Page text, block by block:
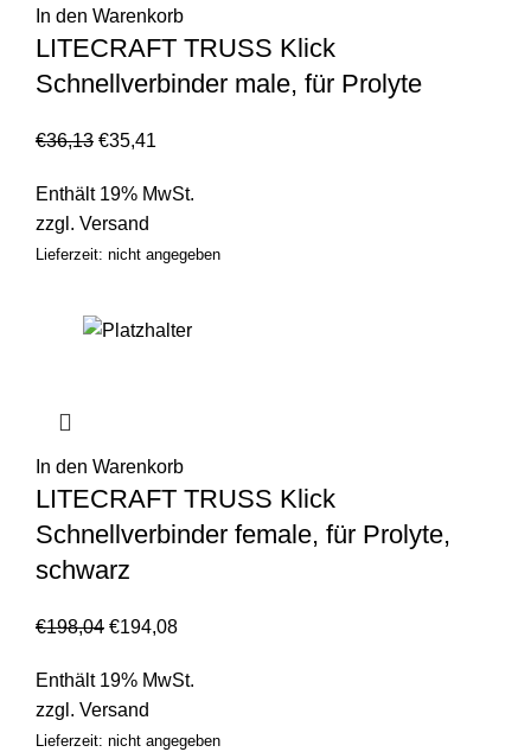
In den Warenkorb
LITECRAFT TRUSS Klick
Schnellverbinder male, für Prolyte
€36,13 €35,41
Enthält 19% MwSt.
zzgl. Versand
Lieferzeit: nicht angegeben
In den Warenkorb
LITECRAFT TRUSS Klick
Schnellverbinder female, für Prolyte,
schwarz
€198,04 €194,08
Enthält 19% MwSt.
zzgl. Versand
Lieferzeit: nicht angegeben